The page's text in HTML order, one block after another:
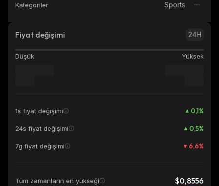
Kategoriler Sports
Fiyat değişimi 24H
Düşük Yüksek
1s fiyat değişimi 0,1%
24s fiyat değişimi 0,5%
7g fiyat değişimi 6,6%
Tüm zamanların en yükseği $0,8556